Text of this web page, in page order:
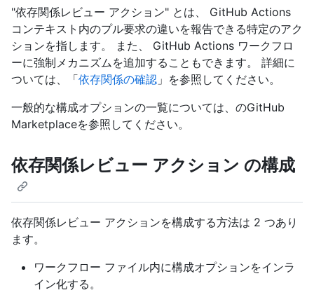
"依存関係レビュー アクション" とは、 GitHub Actions
コンテキスト内のプル要求の違いを報告できる特定のアク
ションを指します。 また、 GitHub Actions ワークフロ
ーに強制メカニズムを追加することもできます。 詳細に
ついては、「依存関係の確認 」を参照してください。
一般的な構成オプションの一覧については、 のGitHub
Marketplaceを参照してください。
依存関係レビュー アクション の構成
依存関係レビュー アクションを構成する方法は 2 つあり
ます。
ワークフロー ファイル内に構成オプションをインラ
イン化する。